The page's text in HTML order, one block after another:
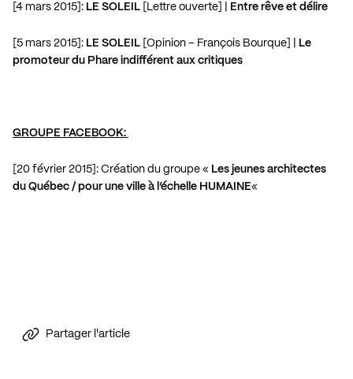
[4 mars 2015]: LE SOLEIL [Lettre ouverte] | Entre rêve et délire
[5 mars 2015]: LE SOLEIL [Opinion – François Bourque] |
Le
promoteur du Phare indifférent aux critiques
GROUPE FACEBOOK:
[20 février 2015]: Création du groupe « Les jeunes architectes
du Québec / pour une ville à l’échelle HUMAINE«
Partager l'article